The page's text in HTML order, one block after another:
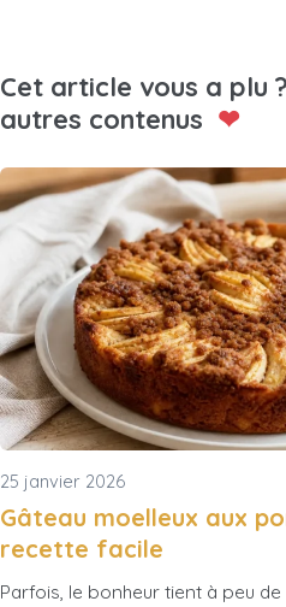
Cet article vous a plu
autres contenus ❤
25 janvier 2026
Gâteau moelleux aux
recette facile
Parfois, le bonheur tient à peu